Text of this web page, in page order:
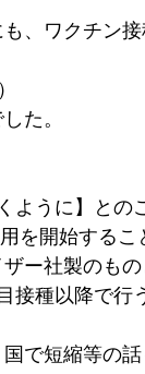
、ワクチン
た。
ように】と
を開始する
ー社製のもの
接種以降で行
で短縮等の